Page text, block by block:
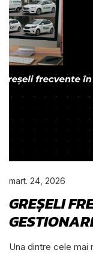
mart. 24, 2026
GREȘELI
Una dintre cele mai